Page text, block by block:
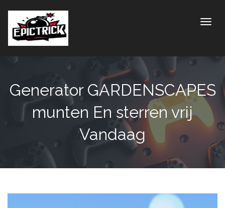
Generator GARDENSCAPES
munten En sterren vrij
Vandaag